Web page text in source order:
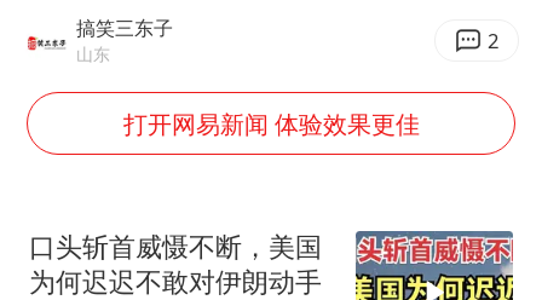
白海豚或提早3小时登陆
《龙餐馆》 冲奖
搞笑三东子
山东 2
打开网易新闻 体验效果更佳
口头斩首威慑不断，美国
为何迟迟不敢对伊朗动手